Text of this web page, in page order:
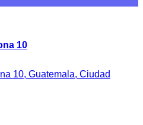
10
10, Guatemala, Ciudad